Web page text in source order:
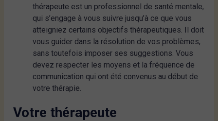
thérapeute est un professionnel de santé mentale,
qui s’engage à vous suivre jusqu’à ce que vous
atteigniez certains objectifs thérapeutiques. Il doit
vous guider dans la résolution de vos problèmes,
sans toutefois imposer ses suggestions. Vous
devez respecter les moyens et la fréquence de
communication qui ont été convenus au début de
votre thérapie.
Votre thérapeute